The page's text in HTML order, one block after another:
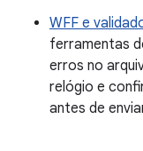
WFF e
ferramentas
erros no
relógio e
antes de